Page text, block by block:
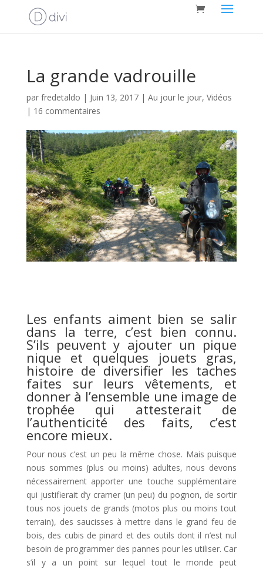
La grande vadrouille
par fredetaldo | Juin 13, 2017| Au jour le jour, Vidéos
| 16 commentaires
Les enfants aiment bien se salir
dans la terre, c’est bien connu.
S’ils peuvent y ajouter un pique
nique et quelques jouets gras,
histoire de diversifier les taches
faites sur leurs vêtements, et
donner à l’ensemble une image de
trophée qui attesterait de
l’authenticité des faits, c’est
encore mieux.
Pour nous c’est un peu la même chose. Mais puisque
nous sommes (plus ou moins) adultes, nous devons
nécessairement apporter une touche supplémentaire
qui justifierait d’y cramer (un peu) du pognon, de sortir
tous nos jouets de grands (motos plus ou moins tout
terrain), des saucisses à mettre dans le grand feu de
bois, des cubis de pinard et des outils dont il n’est nul
besoin de programmer des pannes pour les utiliser. Car
s’il y a un point sur lequel tout le monde peut